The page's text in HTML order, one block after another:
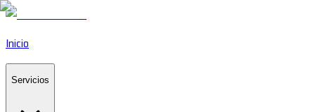
Inicio
Servicios